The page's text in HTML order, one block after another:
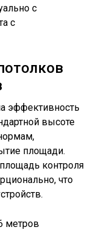
с
с
эффективность
высоте
площади.
контроля
что
метров